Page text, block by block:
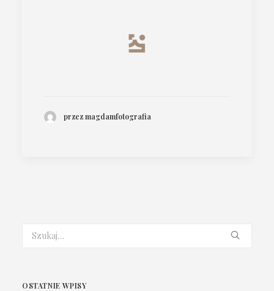
przez magdamfotografia
OSTATNIE WPISY